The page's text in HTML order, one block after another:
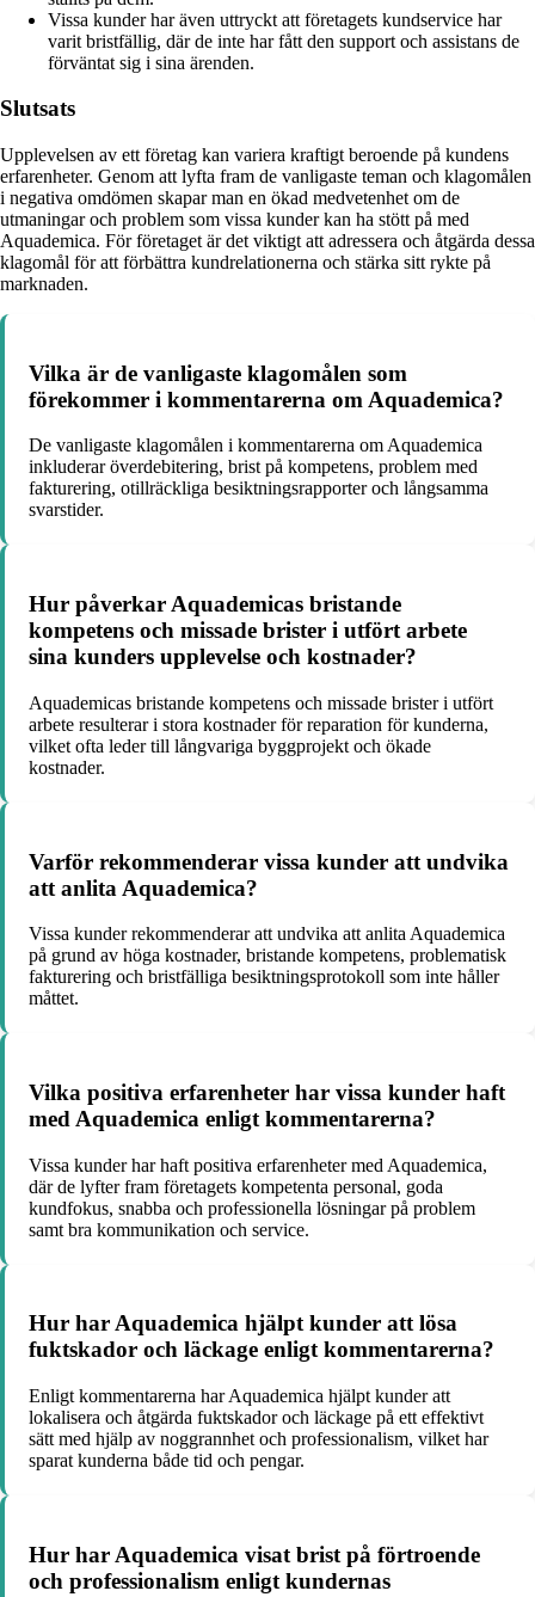
Vissa kunder har även uttryckt att företagets kundservice har
varit bristfällig, där de inte har fått den support och assistans de
förväntat sig i sina ärenden.
Slutsats
Upplevelsen av ett företag kan variera kraftigt beroende på kundens
erfarenheter. Genom att lyfta fram de vanligaste teman och klagomålen
i negativa omdömen skapar man en ökad medvetenhet om de
utmaningar och problem som vissa kunder kan ha stött på med
Aquademica. För företaget är det viktigt att adressera och åtgärda dessa
klagomål för att förbättra kundrelationerna och stärka sitt rykte på
marknaden.
Vilka är de vanligaste klagomålen som
förekommer i kommentarerna om Aquademica?
De vanligaste klagomålen i kommentarerna om Aquademica
inkluderar överdebitering, brist på kompetens, problem med
fakturering, otillräckliga besiktningsrapporter och långsamma
svarstider.
Hur påverkar Aquademicas bristande
kompetens och missade brister i utfört arbete
sina kunders upplevelse och kostnader?
Aquademicas bristande kompetens och missade brister i utfört
arbete resulterar i stora kostnader för reparation för kunderna,
vilket ofta leder till långvariga byggprojekt och ökade
kostnader.
Varför rekommenderar vissa kunder att undvika
att anlita Aquademica?
Vissa kunder rekommenderar att undvika att anlita Aquademica
på grund av höga kostnader, bristande kompetens, problematisk
fakturering och bristfälliga besiktningsprotokoll som inte håller
måttet.
Vilka positiva erfarenheter har vissa kunder haft
med Aquademica enligt kommentarerna?
Vissa kunder har haft positiva erfarenheter med Aquademica,
där de lyfter fram företagets kompetenta personal, goda
kundfokus, snabba och professionella lösningar på problem
samt bra kommunikation och service.
Hur har Aquademica hjälpt kunder att lösa
fuktskador och läckage enligt kommentarerna?
Enligt kommentarerna har Aquademica hjälpt kunder att
lokalisera och åtgärda fuktskador och läckage på ett effektivt
sätt med hjälp av noggrannhet och professionalism, vilket har
sparat kunderna både tid och pengar.
Hur har Aquademica visat brist på förtroende
och professionalism enligt kundernas